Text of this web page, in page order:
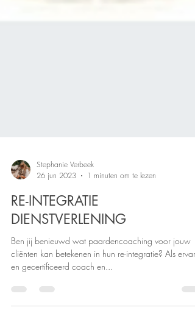
Stephanie Verbeek
26 jun 2023
1 minuten om te lezen
DIENSTVERLENING
Ben jij benieuwd wat paardencoaching voor jouw
cliënten kan betekenen in hun re-integratie? Als ervaren